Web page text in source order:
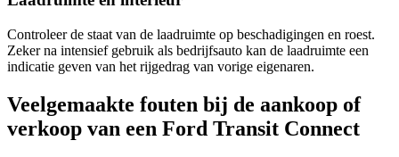
Controleer de staat van de laadruimte op beschadigingen en roest.
Zeker na intensief gebruik als bedrijfsauto kan de laadruimte een
indicatie geven van het rijgedrag van vorige eigenaren.
Veelgemaakte fouten bij de aankoop of
verkoop van een Ford Transit Connect